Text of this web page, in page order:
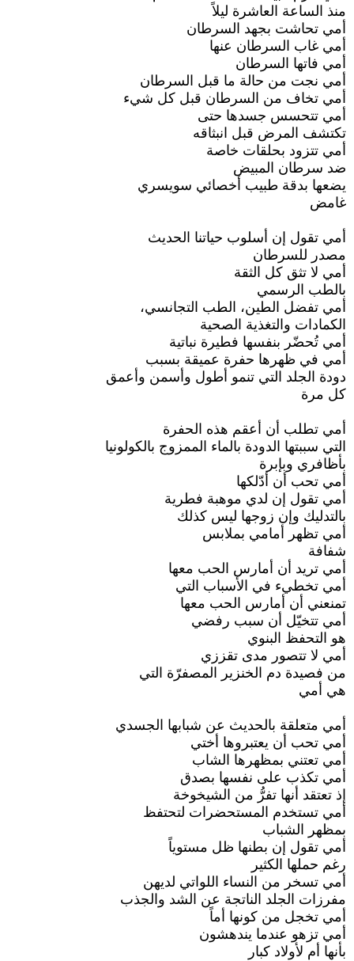
منذ الساعة العاشرة ليلاً
أمي تحاشت بجهد السرطان
أمي غاب السرطان عنها
أمي فاتها السرطان
أمي نجت من حالة ما قبل السرطان
أمي تخاف من السرطان قبل كل شيء
أمي تتحسس جسدها حتى
تكتشف المرض قبل انبثاقه
أمي تتزود بحلقات خاصة
ضد سرطان المبيض
يضعها بدقة طبيب أخصائي سويسري
غامض
أمي تقول إن أسلوب حياتنا الحديث
مصدر للسرطان
أمي لا تثق كل الثقة
بالطب الرسمي
أمي تفضل الطين، الطب التجانسي،
الكمادات والتغذية الصحية
أمي تُحضّر بنفسها فطيرة نباتية
أمي في ظهرها حفرة عميقة بسبب
دودة الجلد التي تنمو أطول وأسمن وأعمق
كل مرة
أمي تطلب أن أعقم هذه الحفرة
التي سببتها الدودة بالماء الممزوج بالكولونيا
بأظافري وبإبرة
أمي تحب أن أدّلكها
أمي تقول إن لدي موهبة فطرية
بالتدليك وإن زوجها ليس كذلك
أمي تظهر أمامي بملابس
شفافة
أمي تريد أن أمارس الحب معها
أمي تخطيء في الأسباب التي
تمنعني أن أمارس الحب معها
أمي تتخيّل أن سبب رفضي
هو التحفظ البنوي
أمي لا تتصور مدى تقززي
من فصيدة دم الخنزير المصفرّة التي
هي أمي
أمي متعلقة بالحديث عن شبابها الجسدي
أمي تحب أن يعتبروها أختي
أمي تعتني بمظهرها الشاب
أمي تكذب على نفسها بصدق
إذ تعتقد أنها تفرُّ من الشيخوخة
أمي تستخدم المستحضرات لتحتفظ
بمظهر الشباب
أمي تقول إن بطنها ظل مستوياً
رغم حملها الكثير
أمي تسخر من النساء اللواتي لديهن
مفرزات الجلد الناتجة عن الشد والجذب
أمي تخجل من كونها أماً
أمي تزهو عندما يندهشون
بأنها أم لأولاد كبار